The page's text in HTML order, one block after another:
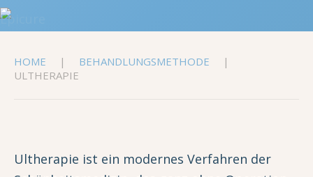
HOME
BEHANDLUNGSMETHODE
ULTHERAPIE
Ultherapie ist ein modernes Verfahren der